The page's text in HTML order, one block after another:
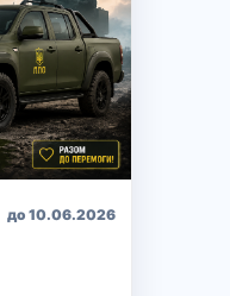
до 10.06.2026